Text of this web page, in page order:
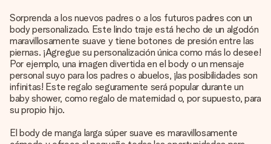
Sorprenda a los nuevos padres o a los futuros padres con un
body personalizado. Este lindo traje está hecho de un algodón
maravillosamente suave y tiene botones de presión entre las
piernas. ¡Agregue su personalización única como más lo desee!
Por ejemplo, una imagen divertida en el body o un mensaje
personal suyo para los padres o abuelos, ¡las posibilidades son
infinitas! Este regalo seguramente será popular durante un
baby shower, como regalo de maternidad o, por supuesto, para
su propio hijo.
El body de manga larga súper suave es maravillosamente